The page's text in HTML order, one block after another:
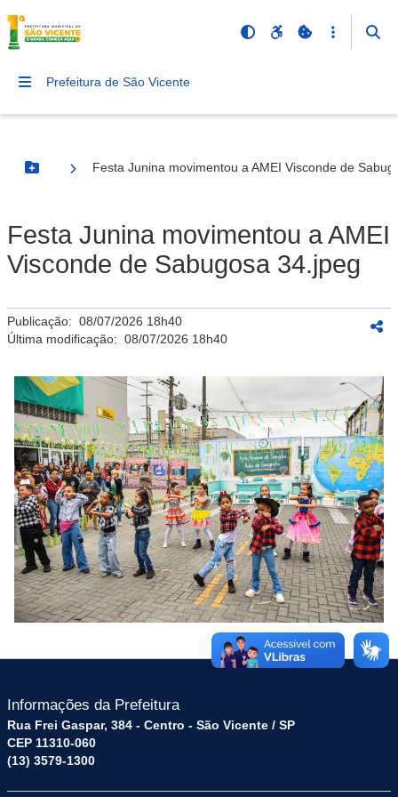
Prefeitura de São Vicente
Botão Menu
Festa Junina movimentou a AMEI Visconde de
Festa Junina movimentou a AMEI
Visconde de Sabugosa 34.jpeg
Publicação: 08/07/2026 18h40
Última modificação: 08/07/2026 18h40
Informações da Prefeitura
Rua Frei Gaspar, 384 - Centro - São Vicente / SP
CEP 11310-060
(13) 3579-1300